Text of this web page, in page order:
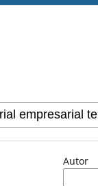
Autor